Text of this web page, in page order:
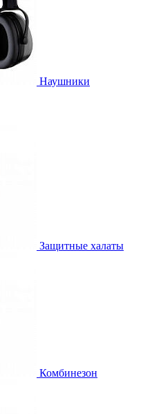
Наушники
Защитные халаты
Комбинезон